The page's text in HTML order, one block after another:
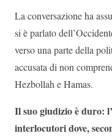
La conversazione ha
si è parlato
verso una parte della
accusata di non
Hezbollah e Hamas.
Il suo giudizio è duro:
interlocutori dove,